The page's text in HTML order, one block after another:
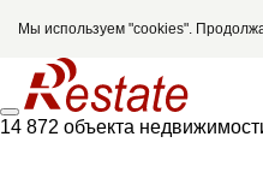
Мы используем "cookies".
14 872 объекта